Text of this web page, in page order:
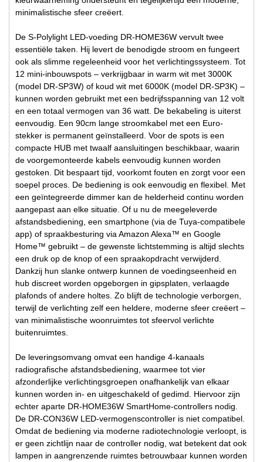
minimalistische sfeer creëert.
De S-Polylight LED-voeding DR-HOME36W vervult twee
essentiële taken. Hij levert de benodigde stroom en fungeert
ook als slimme regeleenheid voor het verlichtingssysteem. Tot
12 mini-inbouwspots – verkrijgbaar in warm wit met 3000K
(model DR-SP3W) of koud wit met 6000K (model DR-SP3K) –
kunnen worden gebruikt met een bedrijfsspanning van 12 volt
en een totaal vermogen van 36 watt. De bekabeling is uiterst
eenvoudig. Een 90cm lange stroomkabel met een Euro-
stekker is permanent geïnstalleerd. Voor de spots is een
compacte HUB met twaalf aansluitingen beschikbaar, waarin
de voorgemonteerde kabels eenvoudig kunnen worden
gestoken. Dit bespaart tijd, voorkomt fouten en zorgt voor een
soepel proces. De bediening is ook eenvoudig en flexibel. Met
een geïntegreerde dimmer kan de helderheid continu worden
aangepast aan elke situatie. Of u nu de meegeleverde
afstandsbediening, een smartphone (via de Tuya-compatibele
app) of spraakbesturing via Amazon Alexa™ en Google
Home™ gebruikt – de gewenste lichtstemming is altijd slechts
een druk op de knop of een spraakopdracht verwijderd.
Dankzij hun slanke ontwerp kunnen de voedingseenheid en
hub discreet worden opgeborgen in gipsplaten, verlaagde
plafonds of andere holtes. Zo blijft de technologie verborgen,
terwijl de verlichting zelf een heldere, moderne sfeer creëert –
van minimalistische woonruimtes tot sfeervol verlichte
buitenruimtes.
De leveringsomvang omvat een handige 4-kanaals
radiografische afstandsbediening, waarmee tot vier
afzonderlijke verlichtingsgroepen onafhankelijk van elkaar
kunnen worden in- en uitgeschakeld of gedimd. Hiervoor zijn
echter aparte DR-HOME36W SmartHome-controllers nodig.
De DR-CON36W LED-vermogenscontroller is niet compatibel.
Omdat de bediening via moderne radiotechnologie verloopt, is
er geen zichtlijn naar de controller nodig, wat betekent dat ook
lampen in aangrenzende ruimtes betrouwbaar kunnen worden